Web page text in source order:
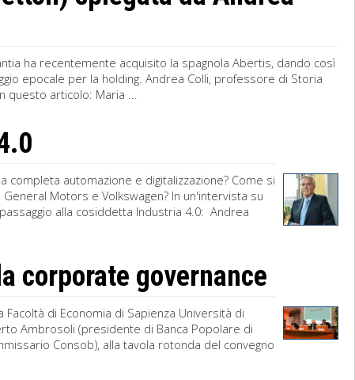
ha recentemente acquisito la spagnola Abertis, dando così
epocale per la holding. Andrea Colli, professore di Storia
questo articolo: Maria ...
automazione e digitalizzazione? Come si
Motors e Volkswagen? In un'intervista su
alla cosiddetta Industria 4.0: Andrea
corporate governance
di Economia di Sapienza Università di
Ambrosoli (presidente di Banca Popolare di
Consob), alla tavola rotonda del convegno